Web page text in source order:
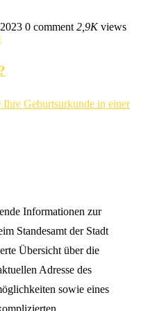
0 comment 2,9Kviews
Geburtsurkunde in einer
Informationen zur
Standesamt der Stadt
Übersicht über die
Adresse des
sowie eines